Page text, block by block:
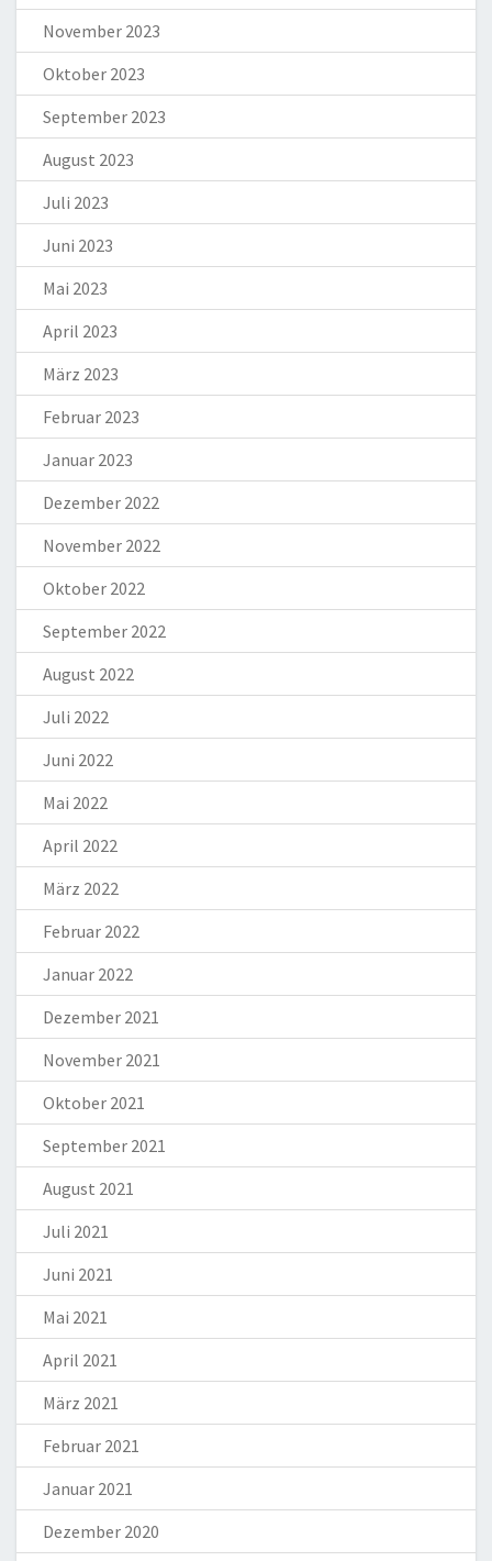
November 2023
Oktober 2023
September 2023
August 2023
Juli 2023
Juni 2023
Mai 2023
April 2023
März 2023
Februar 2023
Januar 2023
Dezember 2022
November 2022
Oktober 2022
September 2022
August 2022
Juli 2022
Juni 2022
Mai 2022
April 2022
März 2022
Februar 2022
Januar 2022
Dezember 2021
November 2021
Oktober 2021
September 2021
August 2021
Juli 2021
Juni 2021
Mai 2021
April 2021
März 2021
Februar 2021
Januar 2021
Dezember 2020